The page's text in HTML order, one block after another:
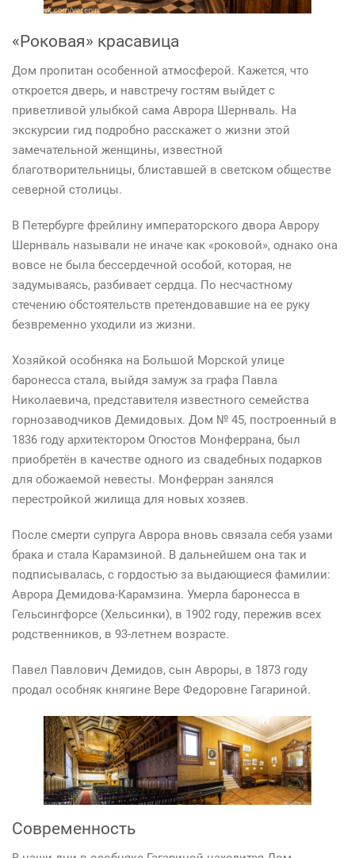
«Роковая» красавица
Дом пропитан особенной атмосферой. Кажется, что
откроется дверь, и навстречу гостям выйдет с
приветливой улыбкой сама Аврора Шернваль. На
экскурсии гид подробно расскажет о жизни этой
замечательной женщины, известной
благотворительницы, блиставшей в светском обществе
северной столицы.
В Петербурге фрейлину императорского двора Аврору
Шернваль называли не иначе как «роковой», однако она
вовсе не была бессердечной особой, которая, не
задумываясь, разбивает сердца. По несчастному
стечению обстоятельств претендовавшие на ее руку
безвременно уходили из жизни.
Хозяйкой особняка на Большой Морской улице
баронесса стала, выйдя замуж за графа Павла
Николаевича, представителя известного семейства
горнозаводчиков Демидовых. Дом № 45, построенный в
1836 году архитектором Огюстов Монферрана, был
приобретён в качестве одного из свадебных подарков
для обожаемой невесты. Монферран занялся
перестройкой жилища для новых хозяев.
После смерти супруга Аврора вновь связала себя узами
брака и стала Карамзиной. В дальнейшем она так и
подписывалась, с гордостью за выдающиеся фамилии:
Аврора Демидова-Карамзина. Умерла баронесса в
Гельсингфорсе (Хельсинки), в 1902 году, пережив всех
родственников, в 93-летнем возрасте.
Павел Павлович Демидов, сын Авроры, в 1873 году
продал особняк княгине Вере Федоровне Гагариной.
Современность